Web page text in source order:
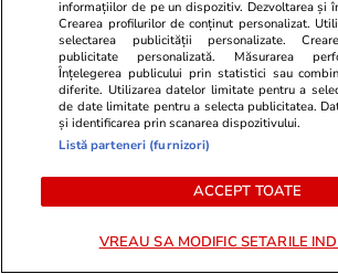
înseamnă perfecțiune”
Stiri Mondene
Apariția îndrăzneață care a
devenit virală pe Instagram
informațiilor de pe un dispozitiv. Dezvoltarea și
Crearea profilurilor de conținut personalizat.
selectarea publicității personalizate.
publicitate personalizată. Măsurarea
Înțelegerea publicului prin statistici sau
diferite. Utilizarea datelor limitate pentru a
de date limitate pentru a selecta publicitatea.
și identificarea prin scanarea dispozitivului.
Listă parteneri (furnizori)
ACCEPT TOATE
VREAU SA MODIFIC SETARILE